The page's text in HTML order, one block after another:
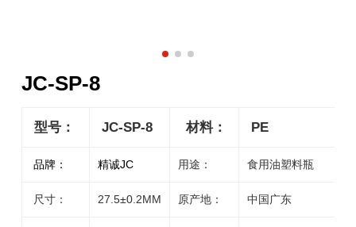
JC-SP-8
型号： JC-SP-8 材料： PE
品牌： 精诚JC 用途： 食用油塑料瓶
尺寸： 27.5±0.2MM 原产地： 中国广东